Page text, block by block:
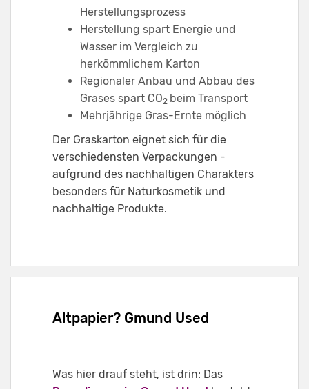
Herstellungsprozess
Herstellung spart Energie und
Wasser im Vergleich zu
herkömmlichem Karton
Regionaler Anbau und Abbau des
Grases spart CO2 beim Transport
Mehrjährige Gras-Ernte möglich
Der Graskarton eignet sich für die
verschiedensten Verpackungen -
aufgrund des nachhaltigen Charakters
besonders für Naturkosmetik und
nachhaltige Produkte.
Altpapier? Gmund Used
Was hier drauf steht, ist drin: Das